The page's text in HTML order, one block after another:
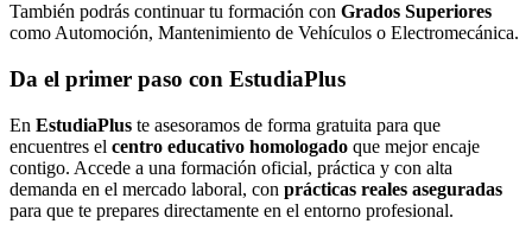
También podrás continuar tu formación con Grados Superiores
como Automoción, Mantenimiento de Vehículos o Electromecánica.
Da el primer paso con EstudiaPlus
En EstudiaPlus te asesoramos de forma gratuita para que
encuentres el centro educativo homologado que mejor encaje
contigo. Accede a una formación oficial, práctica y con alta
demanda en el mercado laboral, con prácticas reales aseguradas
para que te prepares directamente en el entorno profesional.